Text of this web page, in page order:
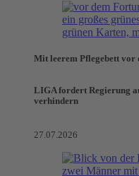
Mit leerem Pflegebett vor
LIGA fordert Regierung
verhindern
27.07.2026